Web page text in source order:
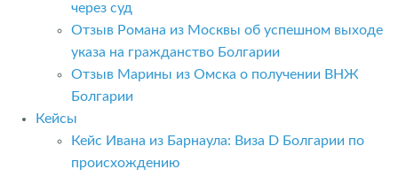
через суд
Отзыв Романа из Москвы об успешном выходе
указа на гражданство Болгарии
Отзыв Марины из Омска о получении ВНЖ
Болгарии
Кейсы
Кейс Ивана из Барнаула: Виза D Болгарии по
происхождению